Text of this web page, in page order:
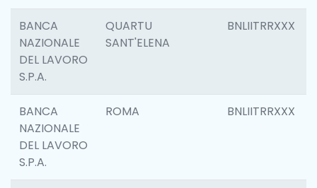
BANCA
NAZIONALE
DEL LAVORO
S.P.A.
QUARTU
SANT'ELENA
BNLIITRRXXX
BANCA
NAZIONALE
DEL LAVORO
S.P.A.
ROMA BNLIITRRXXX